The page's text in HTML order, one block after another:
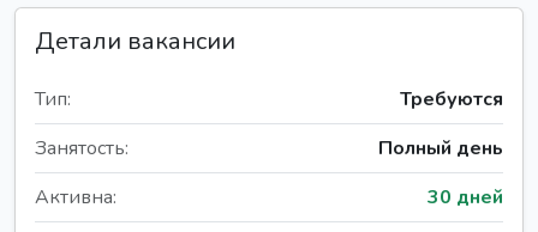
Детали вакансии
Тип:
Требуются
Занятость:
Полный день
Активна:
30 дней